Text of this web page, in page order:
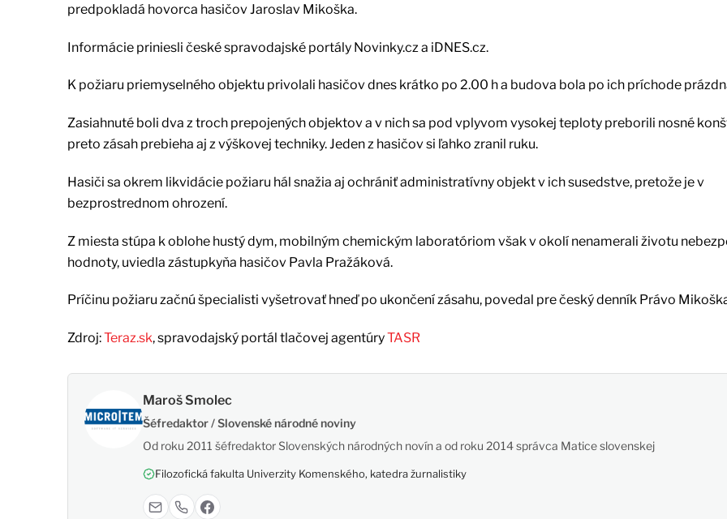
predpokladá hovorca hasičov Jaroslav Mikoška.
Informácie priniesli české spravodajské portály Novinky.cz a iDNES.cz.
K požiaru priemyselného objektu privolali hasičov dnes krátko po 2.00 h a budova bola po ich príchode
Zasiahnuté boli dva z troch prepojených objektov a v nich sa pod vplyvom vysokej teploty preborili nosné
preto zásah prebieha aj z výškovej techniky. Jeden z hasičov si ľahko zranil ruku.
Hasiči sa okrem likvidácie požiaru hál snažia aj ochrániť administratívny objekt v ich susedstve, pretože je v
bezprostrednom ohrození.
Z miesta stúpa k oblohe hustý dym, mobilným chemickým laboratóriom však v okolí nenamerali životu
hodnoty, uviedla zástupkyňa hasičov Pavla Pražáková.
Príčinu požiaru začnú špecialisti vyšetrovať hneď po ukončení zásahu, povedal pre český denník Právo
Zdroj:Teraz.sk, spravodajský portál tlačovej agentúryTASR
Maroš Smolec
Šéfredaktor / Slovenské národné noviny
Od roku 2011 šéfredaktor Slovenských národných novín a od roku 2014 správca Matice slovenskej
Filozofická fakulta Univerzity Komenského, katedra žurnalistiky